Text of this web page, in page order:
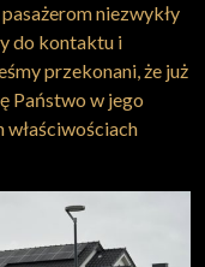
niezwykły
do kontaktu i
przekonani, że już
Państwo w jego
właściwościach